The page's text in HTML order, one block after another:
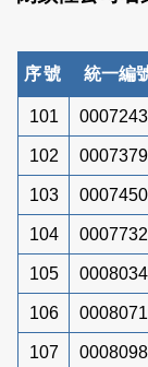
序號 統一編
101
102
103
104
105
106
107